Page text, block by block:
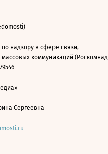
надзору в сфере связи,
коммуникаций
Сергеевна